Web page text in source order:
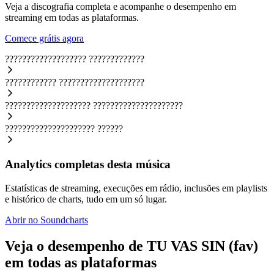
Veja a discografia completa e acompanhe o desempenho em
streaming em todas as plataformas.
Comece grátis agora
??????????????????? ?????????????
???????????? ????????????????????
???????????????????? ?????????????????????
????????????????????? ??????
Analytics completas desta música
Estatísticas de streaming, execuções em rádio, inclusões em playlists
e histórico de charts, tudo em um só lugar.
Abrir no Soundcharts
Veja o desempenho de TU VAS SIN (fav)
em todas as plataformas